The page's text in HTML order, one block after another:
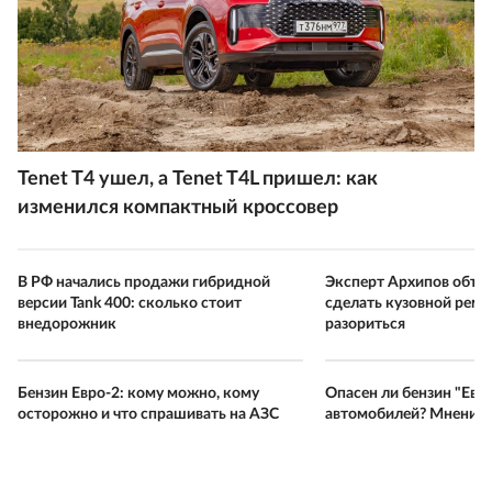
Tenet T4 ушел, а Tenet T4L пришел: как
изменился компактный кроссовер
В РФ начались продажи гибридной
версии Tank 400: сколько стоит
внедорожник
Эксперт Архипов
сделать кузовной
разориться
Бензин Евро-2: кому можно, кому
осторожно и что спрашивать на АЗС
Опасен ли бензин
автомобилей? Мнение